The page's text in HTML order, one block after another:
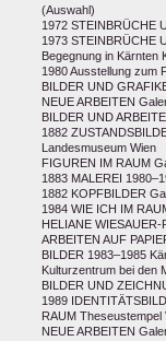
(Auswahl)
1972 STEINBRÜCHE
1973 STEINBRÜCHE
Begegnung in Kärnten
1980 Ausstellung zum
BILDER UND
NEUE ARBEITEN
BILDER UND
1882
Landesmuseum Wien
FIGUREN IM RAUM
1883 MALEREI
1882 KOPFBILDER
1984 WIE ICH IM
HELIANE
ARBEITEN AUF
BILDER 1983–1985
Kulturzentrum bei den
BILDER UND
1989
RAUM Theseustempel
NEUE ARBEITEN